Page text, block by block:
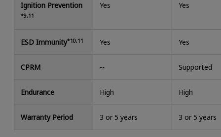
Ignition Prevention
*9,11
Yes Yes
ESD Immunity*10,11 Yes Yes
CPRM -- Supported
Endurance High High
Warranty Period 3 or 5 years 3 or 5 years